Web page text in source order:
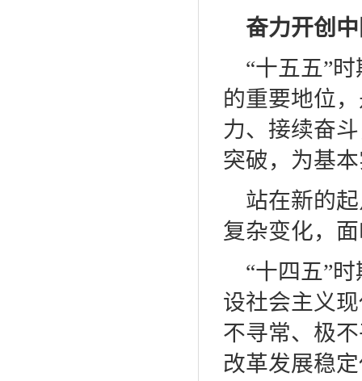
奋力开创
“十五五”
的重要地位
力、接续奋
突破，为基
站在新的
复杂变化，
“十四五”
设社会主义
不寻常、极
改革发展稳